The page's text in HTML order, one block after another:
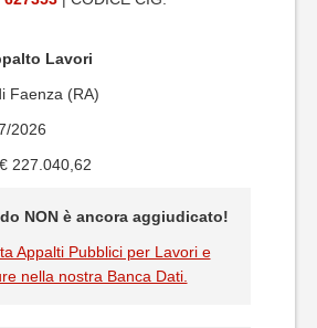
Lavori
Faenza (RA)
2026
227.040,62
NON è ancora aggiudicato!
Appalti Pubblici per Lavori e
nella nostra Banca Dati.